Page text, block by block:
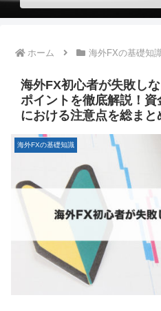
ホーム 海外FXの基礎知
海外FX初心者が失敗し
ポイントを徹底解説！
における注意点を総まと
海外FXの基礎知識